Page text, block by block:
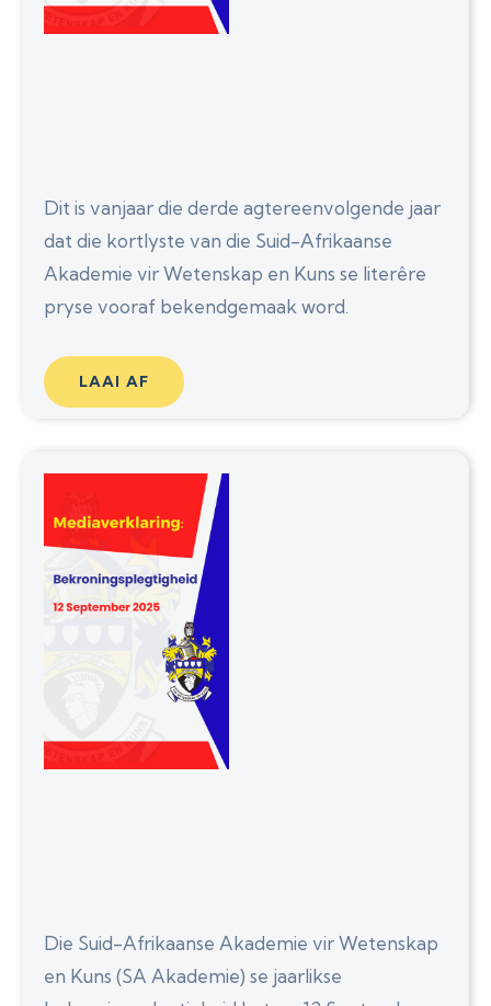
Dit is vanjaar die derde agtereenvolgende jaar
dat die kortlyste van die Suid-Afrikaanse
Akademie vir Wetenskap en Kuns se literêre
pryse vooraf bekendgemaak word.
LAAI AF
Die Suid-Afrikaanse Akademie vir Wetenskap
en Kuns (SA Akademie) se jaarlikse